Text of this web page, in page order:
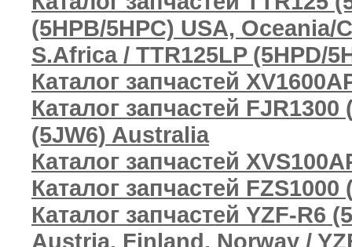
(5HPB/5HPC) USA, Oceania/
S.Africa / TTR125LP (5HPD/
Каталог запчастей
Каталог запчастей
(5JW6) Australia
Каталог запчастей
Каталог запчастей FZS1000
Каталог запчастей YZF-R6
Austria, Finland, Norway /